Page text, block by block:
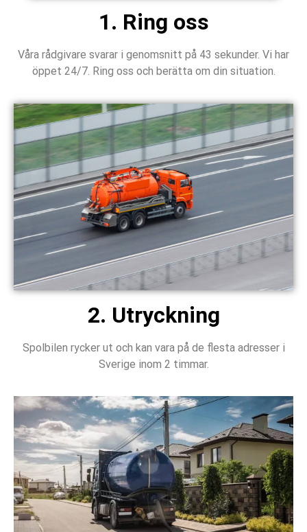
1. Ring oss
Våra rådgivare svarar i genomsnitt på 43 sekunder. Vi har
öppet 24/7. Ring oss och berätta om din situation.
2. Utryckning
Spolbilen rycker ut och kan vara på de flesta adresser i
Sverige inom 2 timmar.